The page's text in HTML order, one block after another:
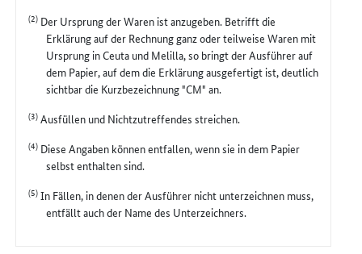
(2) Der Ursprung der Waren ist anzugeben. Betrifft die
Erklärung auf der Rechnung ganz oder teilweise Waren mit
Ursprung in Ceuta und Melilla, so bringt der Ausführer auf
dem Papier, auf dem die Erklärung ausgefertigt ist, deutlich
sichtbar die Kurzbezeichnung "CM" an.
(3)Ausfüllen und Nichtzutreffendes streichen.
(4) Diese Angaben können entfallen, wenn sie in dem Papier
selbst enthalten sind.
(5)In Fällen, in denen der Ausführer nicht unterzeichnen muss,
entfällt auch der Name des Unterzeichners.